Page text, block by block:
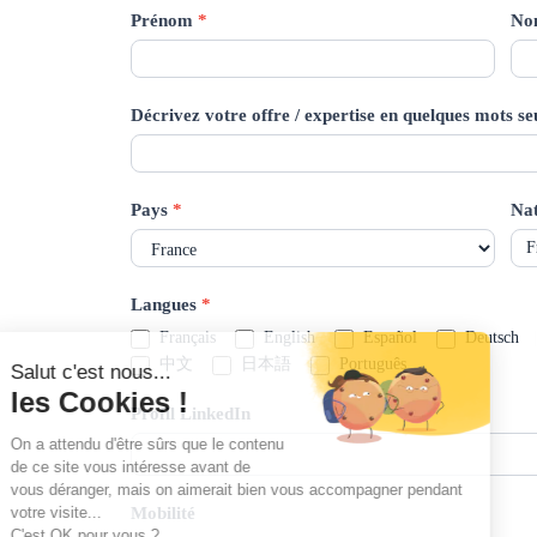
Prénom*
Décrivez votre offre / expertise en quelques mots
Pays*
Langues*
Français English Español Deutsch
中文
日本語 Português
Profil LinkedIn
Mobilité